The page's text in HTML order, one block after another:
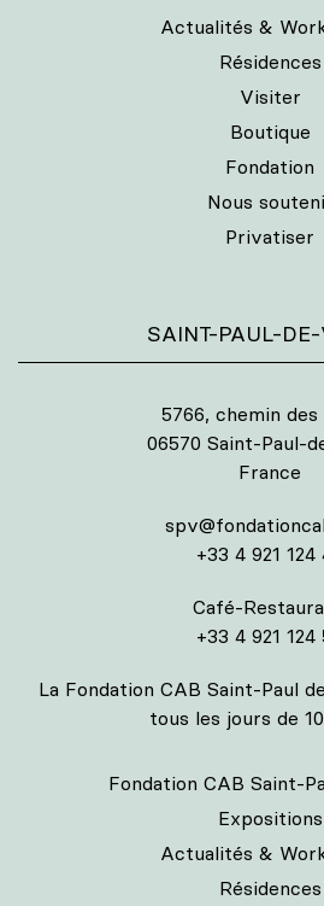
Actualités &
Résidences
Visiter
Boutique
Fondation
Nous
Privatiser
SAINT-PAUL-
5766, chemin des
06570 Saint-Paul-
France
+33 4 921 124
Café-
+33 4 921 124
La Fondation CAB Saint-Paul
tous les jours de
Fondation CAB Saint-
Expositions
Actualités &
Résidences